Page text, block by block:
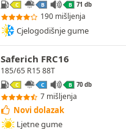
C B B 71 db
190 mišljenja
Cjelogodišnje gume
Saferich FRC16
185/65 R15 88T
C C B 70 db
7 mišljenja
Novi dolazak
Ljetne gume